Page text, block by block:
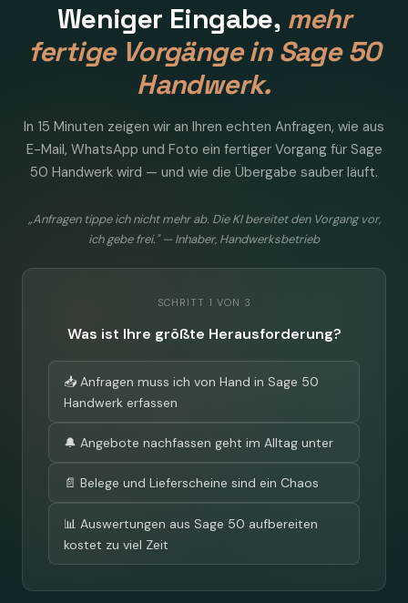
Weniger Eingabe, mehr
fertige Vorgänge in Sage 50
Handwerk.
In 15 Minuten zeigen wir an Ihren echten Anfragen, wie aus
E-Mail, WhatsApp und Foto ein fertiger Vorgang für Sage
50 Handwerk wird — und wie die Übergabe sauber läuft.
„Anfragen tippe ich nicht mehr ab. Die KI bereitet den Vorgang vor,
ich gebe frei." — Inhaber, Handwerksbetrieb
SCHRITT 1 VON 3
Was ist Ihre größte Herausforderung?
📥 Anfragen muss ich von Hand in Sage 50
Handwerk erfassen
🔔 Angebote nachfassen geht im Alltag unter
📄 Belege und Lieferscheine sind ein Chaos
📊 Auswertungen aus Sage 50 aufbereiten
kostet zu viel Zeit